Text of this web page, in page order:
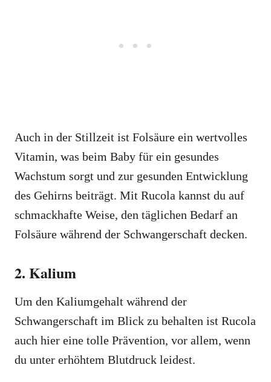
Auch in der Stillzeit ist Folsäure ein wertvolles
Vitamin, was beim Baby für ein gesundes
Wachstum sorgt und zur gesunden Entwicklung
des Gehirns beiträgt. Mit Rucola kannst du auf
schmackhafte Weise, den täglichen Bedarf an
Folsäure während der Schwangerschaft decken.
2. Kalium
Um den Kaliumgehalt während der
Schwangerschaft im Blick zu behalten ist Rucola
auch hier eine tolle Prävention, vor allem, wenn
du unter erhöhtem Blutdruck leidest.